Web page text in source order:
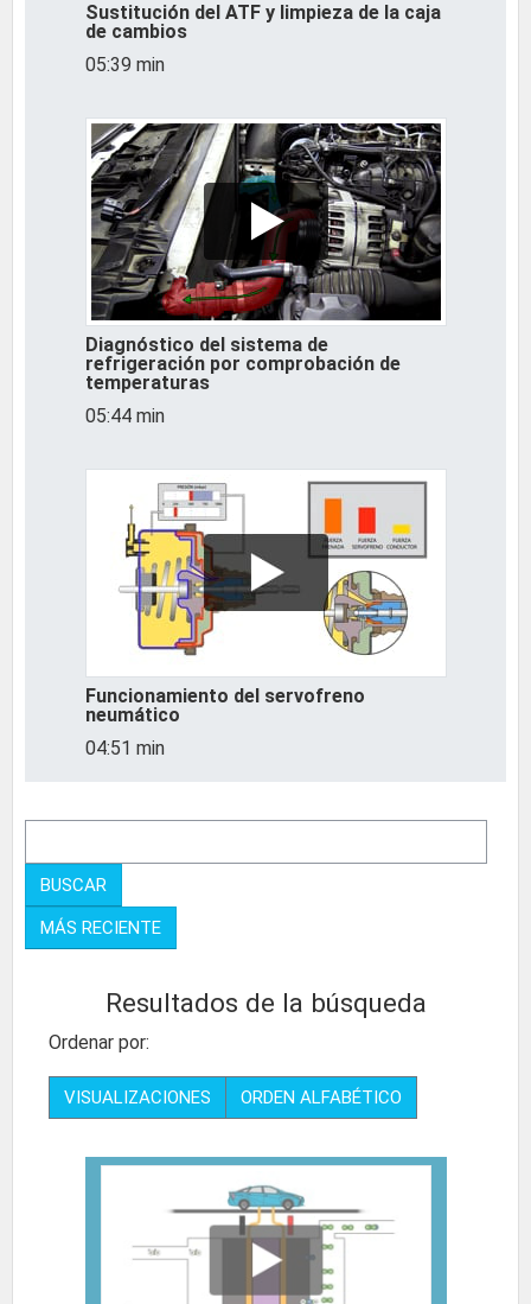
Sustitución del ATF y limpieza de la caja
de cambios
05:39 min
Diagnóstico del sistema de
refrigeración por comprobación de
temperaturas
05:44 min
Funcionamiento del servofreno
neumático
04:51 min
BUSCAR
MÁS RECIENTE
Resultados de la búsqueda
Ordenar por:
VISUALIZACIONES ORDEN ALFABÉTICO